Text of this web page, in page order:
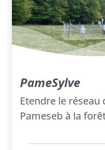
PameSylve
Etendre le
Pameseb à la